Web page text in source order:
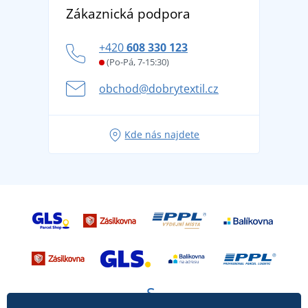
Potisk a výšivka
Věrnostní program BONTIS +
tradicí od roku 1976
Letní dobrodružství začíná balením aneb připravte
se na dovolenou bez starostí
Tipy na svěží outfity pro pohodové léto
Zákaznická podpora
+420608 330 123
(Po-Pá, 7-15:30)
obchod@dobrytextil.cz
Kde nás najdete